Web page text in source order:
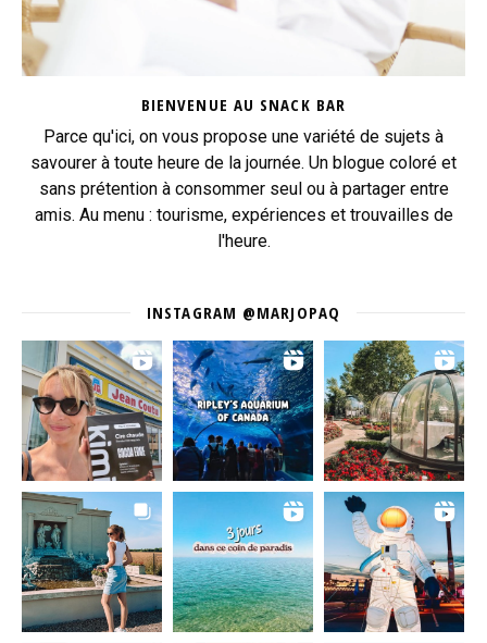
BIENVENUE AU SNACK BAR
Parce qu'ici, on vous propose une variété de sujets à
savourer à toute heure de la journée. Un blogue coloré et
sans prétention à consommer seul ou à partager entre
amis. Au menu : tourisme, expériences et trouvailles de
l'heure.
INSTAGRAM @MARJOPAQ